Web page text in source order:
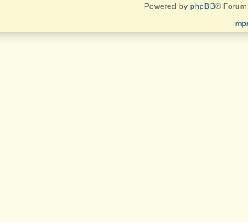
Powered by phpBB®